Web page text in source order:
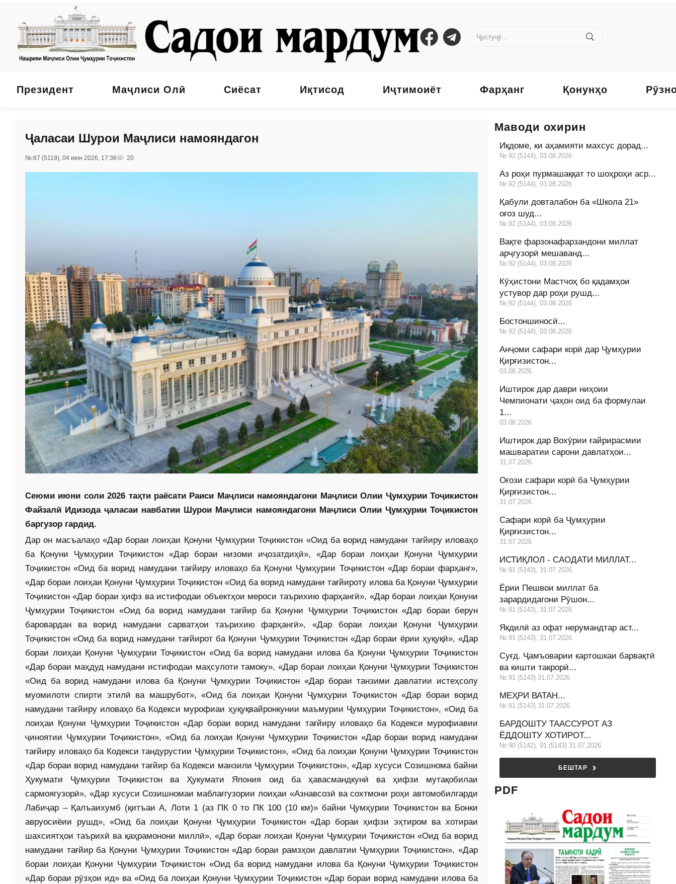
Президент Маҷлиси Олӣ Сиёсат Иқтисод Иҷтимоиёт Фарҳанг Қонунҳо
Ҷаласаи Шурои Маҷлиси намояндагон
№:67 (5119), 04 июн 2026, 17:36 20
Сеюми июни соли 2026 таҳти раёсати Раиси Маҷлиси намояндагони Маҷлиси Олии Ҷумҳурии Тоҷикистон
Файзалӣ Идизода ҷаласаи навбатии Шурои Маҷлиси намояндагони Маҷлиси Олии Ҷумҳурии Тоҷикистон
баргузор гардид.
Дар он масъалаҳо «Дар бораи лоиҳаи Қонуни Ҷумҳурии Тоҷикистон «Оид ба ворид намудани тағйиру иловаҳо
ба Қонуни Ҷумҳурии Тоҷикистон «Дар бораи низоми иҷозатдиҳӣ», «Дар бораи лоиҳаи Қонуни Ҷумҳурии
Тоҷикистон «Оид ба ворид намудани тағ­йиру иловаҳо ба Қонуни Ҷумҳурии Тоҷикистон «Дар бораи фарҳанг»,
«Дар бораи лоиҳаи Қонуни Ҷумҳурии Тоҷикистон «Оид ба ворид намудани тағйироту илова ба Қонуни Ҷумҳурии
Тоҷикистон «Дар бораи ҳифз ва истифодаи объектҳои мероси таърихию фарҳангӣ», «Дар бораи лоиҳаи Қонуни
Ҷумҳурии Тоҷикистон «Оид ба ворид намудани тағйир ба Қонуни Ҷумҳурии Тоҷикистон «Дар бораи берун
баровардан ва ворид намудани сарватҳои таърихию фарҳангӣ», «Дар бораи лоиҳаи Қонуни Ҷумҳурии
Тоҷикистон «Оид ба ворид намудани тағйирот ба Қонуни Ҷумҳурии Тоҷикистон «Дар бораи ёрии ҳуқуқӣ», «Дар
бораи лоиҳаи Қонуни Ҷумҳурии Тоҷикистон «Оид ба ворид намудани илова ба Қонуни Ҷумҳурии Тоҷикистон
«Дар бораи маҳдуд намудани истифодаи маҳсулоти тамоку», «Дар бораи лоиҳаи Қонуни Ҷумҳурии Тоҷикистон
«Оид ба ворид намудани илова ба Қонуни Ҷумҳурии Тоҷикистон «Дар бораи танзими давлатии истеҳсолу
муомилоти спирти этилӣ ва машрубот», «Оид ба лоиҳаи Қонуни Ҷумҳурии Тоҷикистон «Дар бораи ворид
намудани тағйиру иловаҳо ба Кодекси мурофиаи ҳуқуқвайронкунии маъмурии Ҷумҳурии Тоҷикистон», «Оид ба
лоиҳаи Қонуни Ҷумҳурии Тоҷикистон «Дар бораи ворид намудани тағйиру иловаҳо ба Кодекси мурофиавии
ҷиноятии Ҷумҳурии Тоҷикистон», «Оид ба лоиҳаи Қонуни Ҷумҳурии Тоҷикистон «Дар бораи ворид намудани
тағйиру иловаҳо ба Кодекси тандурустии Ҷумҳурии Тоҷикис­тон», «Оид ба лоиҳаи Қонуни Ҷумҳурии Тоҷикистон
«Дар бораи ворид намудани тағйир ба Кодекси манзили Ҷумҳурии Тоҷикистон», «Дар хусуси Созишнома байни
Ҳукумати Ҷумҳурии Тоҷикистон ва Ҳукумати Япония оид ба ҳавасмандкунӣ ва ҳифзи мутақобилаи
сармоягузорӣ», «Дар хусуси Созишномаи маблағгузории лоиҳаи «Азнавсозӣ ва сохтмони роҳи автомобилгарди
Лабиҷар – Қалъаихумб (қитъаи А, Лоти 1 (аз ПК 0 то ПК 100 (10 км)» байни Ҷумҳурии Тоҷикистон ва Бонки
авруосиёии рушд», «Оид ба лоиҳаи Қонуни Ҷумҳурии Тоҷикистон «Дар бораи ҳифзи эҳтиром ва хотираи
шахсиятҳои таърихӣ ва қаҳрамонони миллӣ», «Дар бораи лоиҳаи Қонуни Ҷумҳурии Тоҷикистон «Оид ба ворид
намудани тағйир ба Қонуни Ҷумҳурии Тоҷикистон «Дар бораи рамзҳои давлатии Ҷумҳурии Тоҷикистон», «Дар
бораи лоиҳаи Қонуни Ҷумҳурии Тоҷикистон «Оид ба ворид намудани илова ба Қонуни Ҷумҳурии Тоҷикистон
«Дар бораи рӯзҳои ид» ва «Оид ба лоиҳаи Қонуни Ҷумҳурии Тоҷикистон «Дар бораи ворид намудани илова ба
Маводи охирин
Иқдоме, ки аҳамияти махсус дорад...
№:92 (5144), 03.08.2026
Аз роҳи пурмашаққат то шоҳроҳи аср...
№:92 (5144), 03.08.2026
Қабули довталабон ба «Школа 21»
оғоз шуд...
№:92 (5144), 03.08.2026
Вақте фарзонафарзандони миллат
арҷгузорӣ мешаванд...
№:92 (5144), 03.08.2026
Кӯҳистони Мастчоҳ бо қадамҳои
устувор дар роҳи рушд...
№:92 (5144), 03.08.2026
Бостоншиносӣ...
№:92 (5144), 03.08.2026
Анҷоми сафари корӣ дар Ҷумҳурии
Қирғизистон...
03.08.2026
Иштирок дар даври ниҳоии
Чемпионати ҷаҳон оид ба формулаи
1...
03.08.2026
Иштирок дар Вохӯрии ғайрирасмии
машваратии сарони давлатҳои...
31.07.2026
Оғози сафари корӣ ба Ҷумҳурии
Қирғизистон...
31.07.2026
Сафари корӣ ба Ҷумҳурии
Қирғизистон...
31.07.2026
ИСТИҚЛОЛ - САОДАТИ МИЛЛАТ...
№:91 (5143), 31.07.2026
Ёрии Пешвои миллат ба
зарардидагони Рӯшон...
№:91 (5143), 31.07.2026
Якдилӣ аз офат нерумандтар аст...
№:91 (5143), 31.07.2026
Суғд. Ҷамъоварии картошкаи барвақтӣ
ва кишти такрорӣ...
№:91 (5143) 31.07.2026
МЕҲРИ ВАТАН...
№:91 (5143) 31.07.2026
БАРДОШТУ ТААССУРОТ АЗ
ЁДДОШТУ ХОТИРОТ...
№:90 (5142), 91 (5143) 31.07.2026
БЕШТАР
PDF